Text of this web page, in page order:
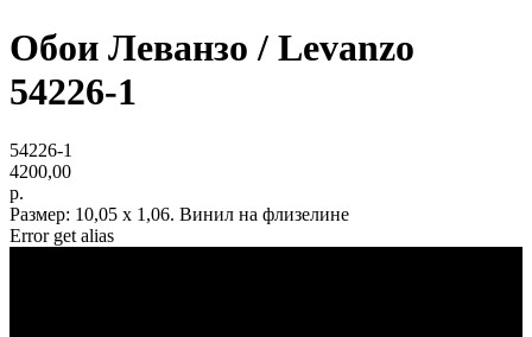
Обои Леванзо / Levanzo
54226-1
54226-1
4200,00
р.
Размер: 10,05 х 1,06. Винил на флизелине
Error get alias